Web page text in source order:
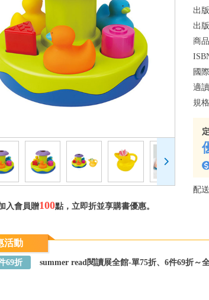
入會員贈100點，立即折並享購書優惠。
出
出
商
國
適
規
配
活動
69折 summer read閱讀展全館-單75折、6件69折～